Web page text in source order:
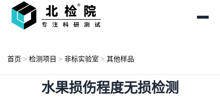
首页 > 检测项目 > 非标实验室 > 其他样品
水果损伤程度无损检测